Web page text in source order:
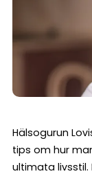
Hälsogurun
tips om hur
ultimata